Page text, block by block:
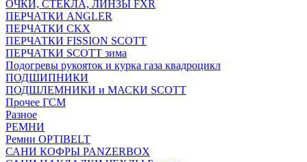
ОЧКИ, СТЕКЛА, ЛИНЗЫ FXR
ПЕРЧАТКИ ANGLER
ПЕРЧАТКИ CKX
ПЕРЧАТКИ FISSION SCOTT
ПЕРЧАТКИ SCOTT зима
Подогревы рукояток и курка газа квадроцикл
ПОДШИПНИКИ
ПОДШЛЕМНИКИ и МАСКИ SCOTT
Прочее ГСМ
Разное
РЕМНИ
Ремни OPTIBELT
САНИ КОФРЫ PANZERBOX